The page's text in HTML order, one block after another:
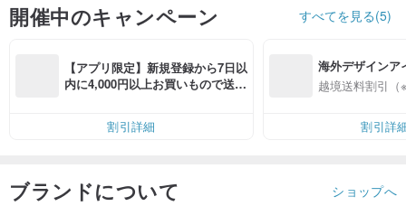
開催中のキャンペーン すべてを見る(5)
【アプリ限定】新規登録から7日以
内に4,000円以上お買いもので送料
割引詳細
海外デザインア
入
越境送料割引（
割引詳
ブランドについて ショップへ